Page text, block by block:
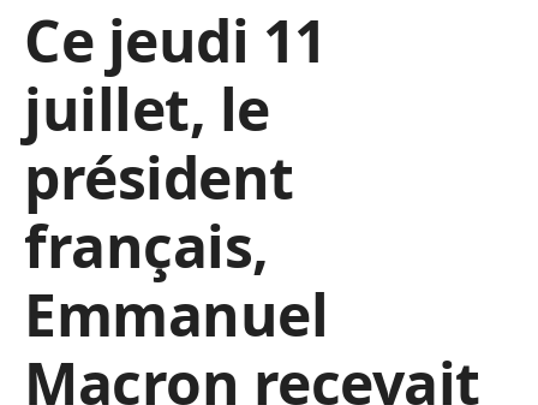
Ce jeudi 11
juillet, le
président
français,
Emmanuel
Macron recevait